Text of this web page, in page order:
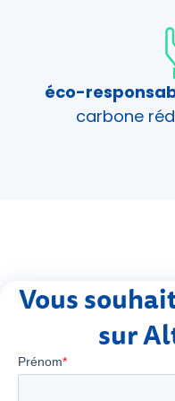
éco-
carbone
Vous
sur